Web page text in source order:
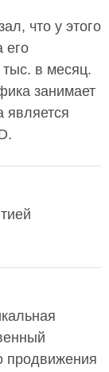
что у этого
его
в месяц.
занимает
продвижения